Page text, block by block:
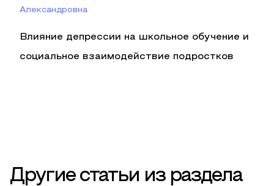
Александровна
Влияние депрессии на школьное обучение и
социальное взаимодействие подростков
Другие статьи из раздела